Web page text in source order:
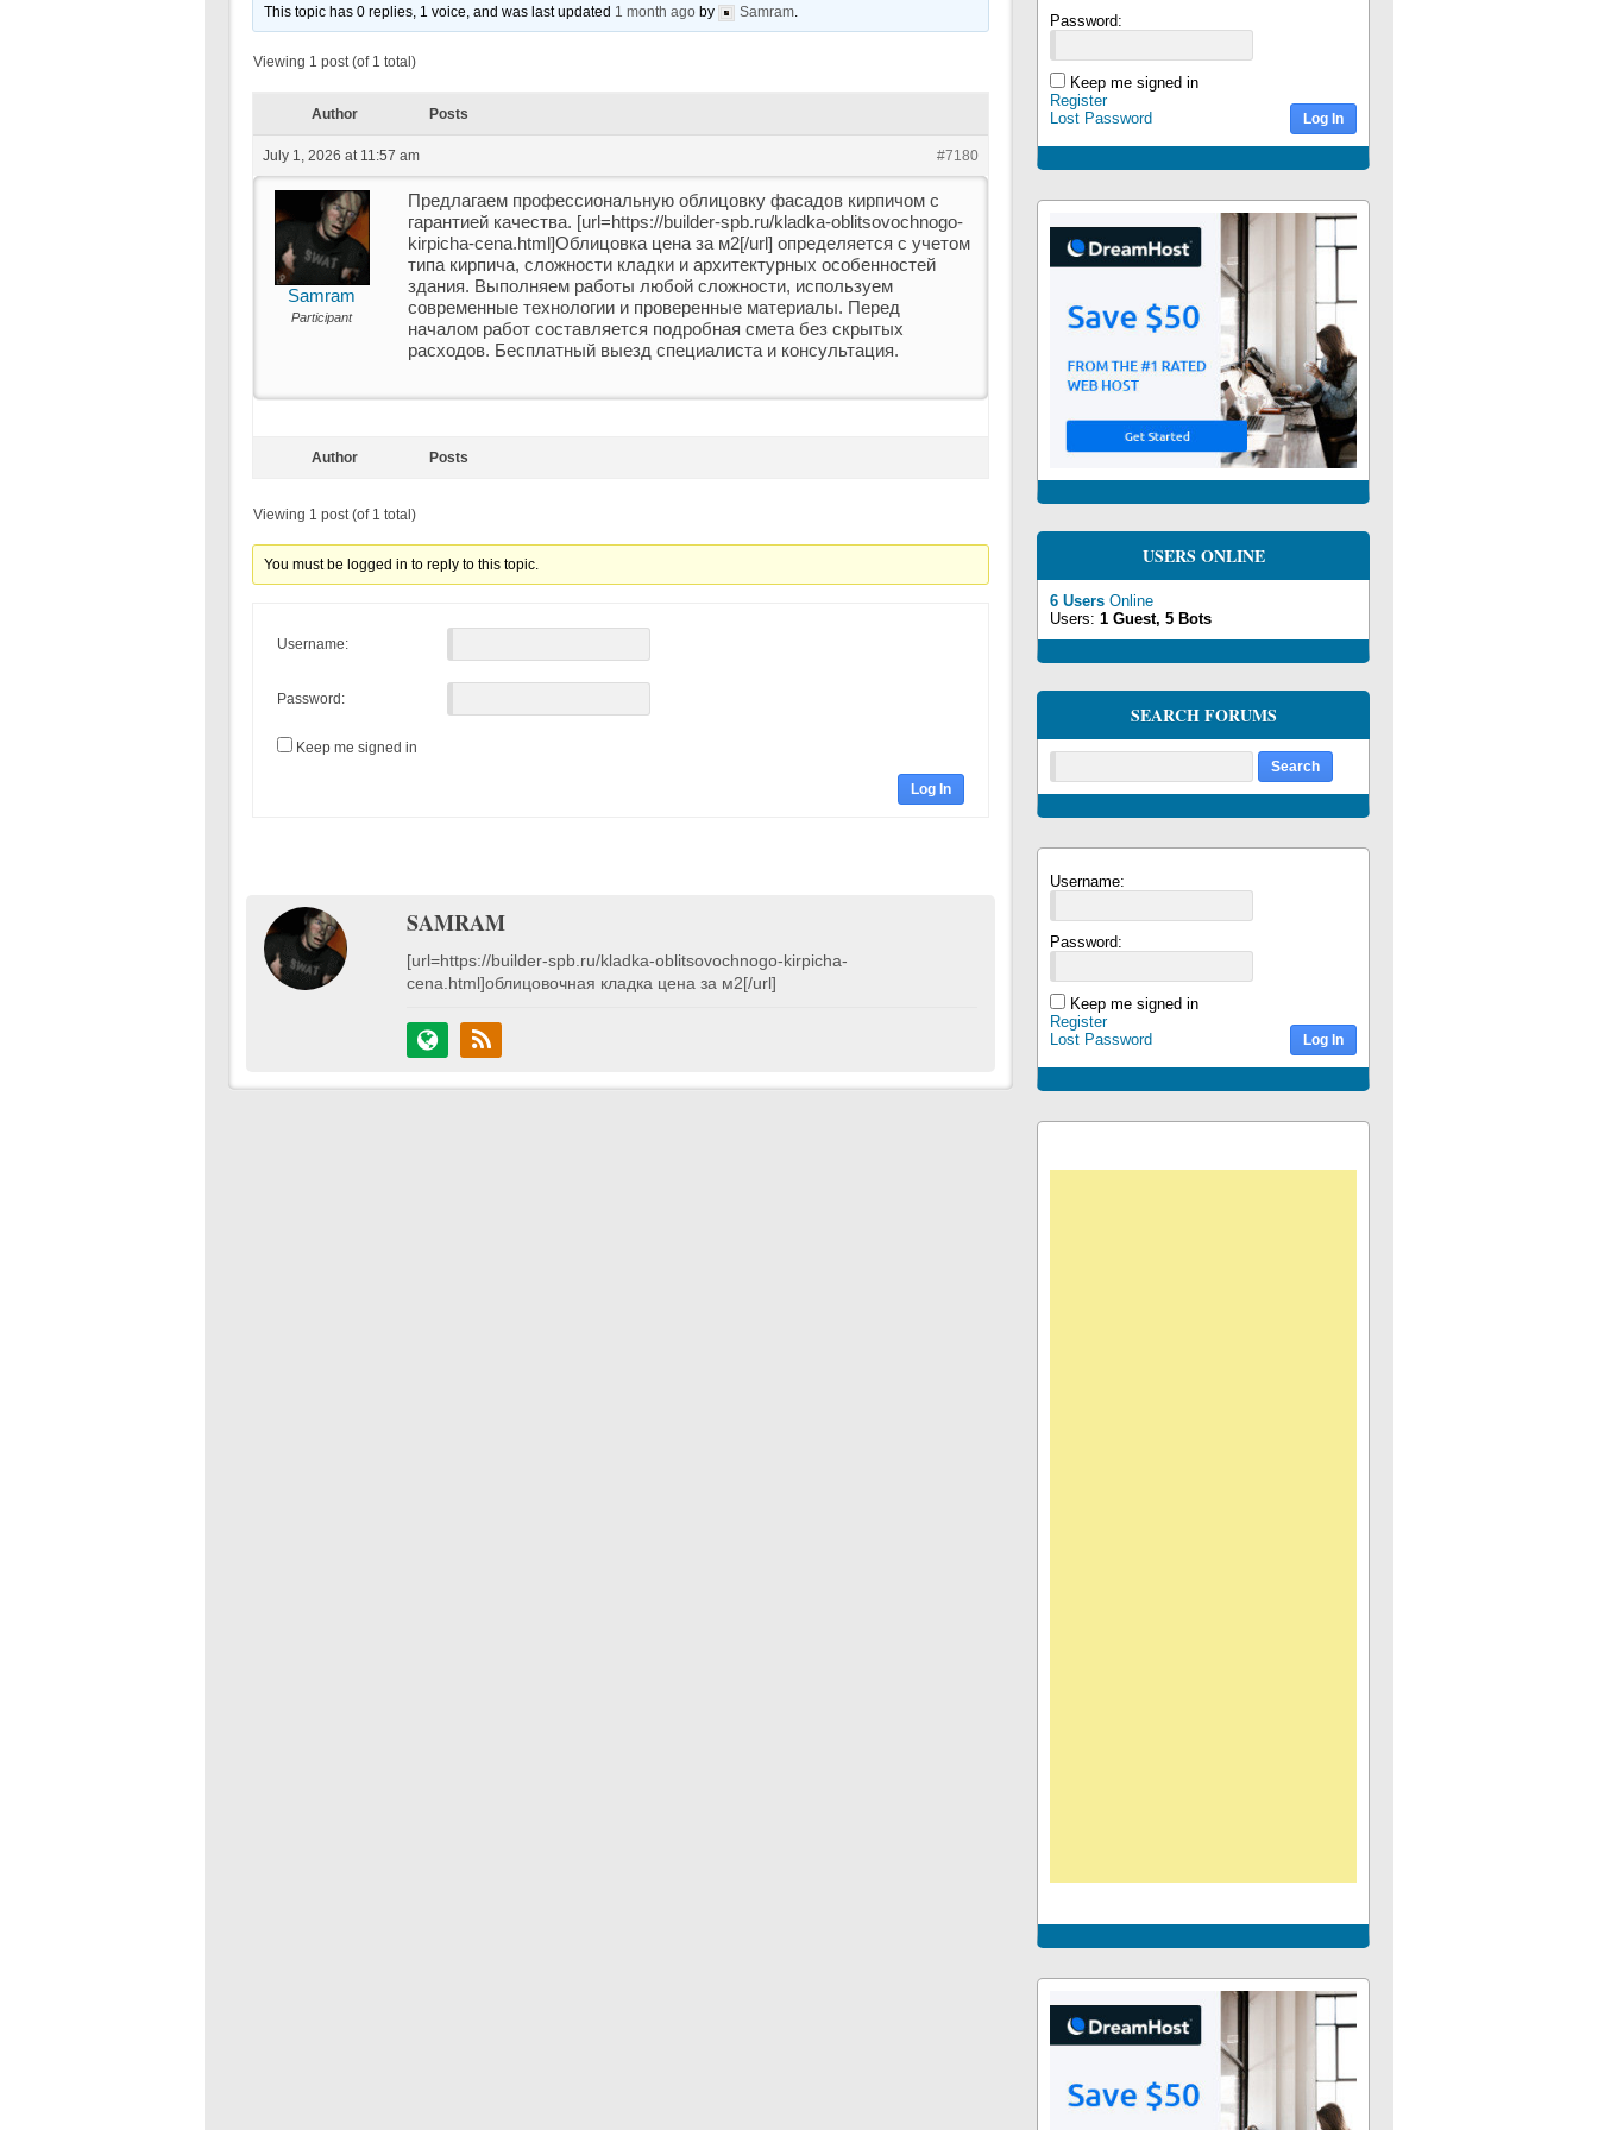
This topic has 0 replies, 1 voice, and was last updated 1 month ago by Samram.
Viewing 1 post (of 1 total)
Author Posts
July 1, 2026 at 11:57 am #7180
Samram
Participant
Предлагаем профессиональную облицовку фасадов кирпичом с
гарантией качества. [url=https://builder-spb.ru/kladka-oblitsovochnogo-
kirpicha-cena.html]Облицовка цена за м2[/url] определяется с учетом
типа кирпича, сложности кладки и архитектурных особенностей
здания. Выполняем работы любой сложности, используем
современные технологии и проверенные материалы. Перед
началом работ составляется подробная смета без скрытых
расходов. Бесплатный выезд специалиста и консультация.
Author Posts
Viewing 1 post (of 1 total)
You must be logged in to reply to this topic.
Username:
Password:
Keep me signed in
Log In
SAMRAM
[url=https://builder-spb.ru/kladka-oblitsovochnogo-kirpicha-
cena.html]облицовочная кладка цена за м2[/url]
Password:
Keep me signed in
Log In
Register
Lost Password
USERS ONLINE
6 Users Online
Users: 1 Guest, 5 Bots
SEARCH FORUMS
Username:
Password:
Keep me signed in
Log In
Register
Lost Password